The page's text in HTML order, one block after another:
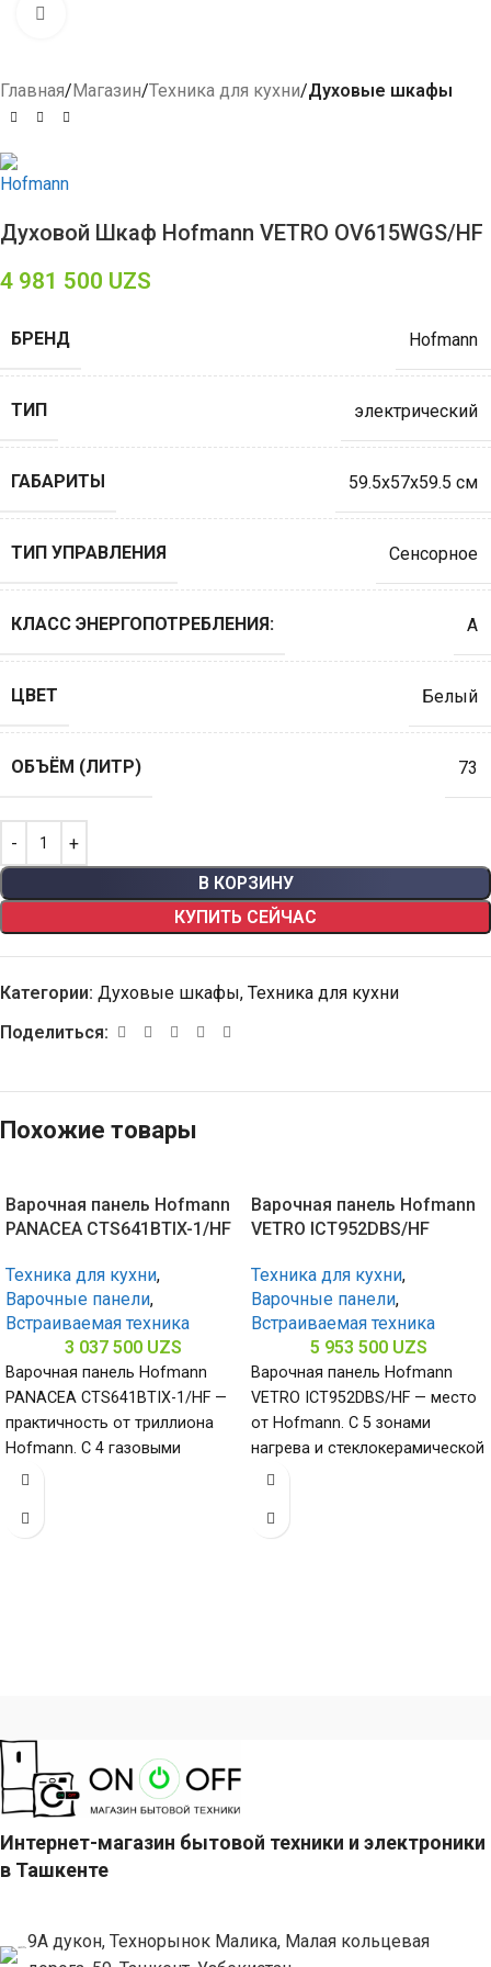
Главная Магазин Техника для кухни Духовые шкафы
Духовой Шкаф Hofmann VETRO OV615WGS/HF
4 981 500 UZS
БРЕНД Hofmann
ТИП электрический
ГАБАРИТЫ 59.5x57x59.5 см
ТИП УПРАВЛЕНИЯ Сенсорное
КЛАСС ЭНЕРГОПОТРЕБЛЕНИЯ: А
ЦВЕТ Белый
ОБЪЁМ (ЛИТР) 73
В КОРЗИНУ
КУПИТЬ СЕЙЧАС
Категории: Духовые шкафы, Техника для кухни
Поделиться:
Похожие товары
Варочная панель Hofmann
PANACEA CTS641BTIX-1/HF
Техника для кухни,
Варочные панели,
Встраиваемая техника
3 037 500 UZS
Варочная панель Hofmann
PANACEA CTS641BTIX-1/HF —
практичность от триллиона
Hofmann. С 4 газовыми
конфорками и поверхностью
(габариты
Варочная панель Hofmann
VETRO ICT952DBS/HF
Техника для кухни,
Варочные панели,
Встраиваемая техника
5 953 500 UZS
Варочная панель Hofmann
VETRO ICT952DBS/HF — место
от Hofmann. С 5 зонами
нагрева и стеклокерамической
поверхностью (габариты 60 х
Интернет-магазин бытовой техники и электроники
в Ташкенте
9А дукон, Технорынок Малика, Малая кольцевая